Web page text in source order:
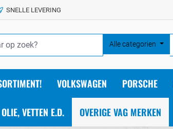
SNELLE LEVERING
Alle categorien
VOLKSWAGEN PORSCHE
VETTEN E.D. OVERIGE VAG MERKEN